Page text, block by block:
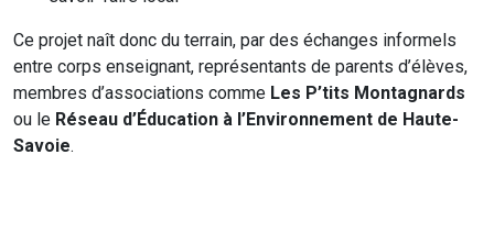
Ce projet naît donc du terrain, par des échanges informels
entre corps enseignant, représentants de parents d’élèves,
membres d’associations comme Les P’tits Montagnards
ou le Réseau d’Éducation à l’Environnement de Haute-
Savoie.